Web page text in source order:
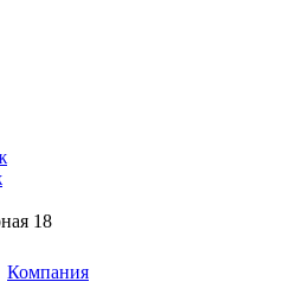
18
Компания